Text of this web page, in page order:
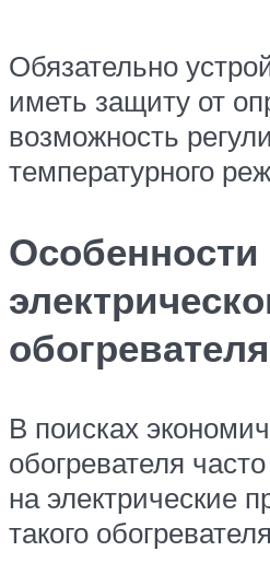
Обязательно
иметь защиту от
возможность
температурного
обогревателя
В поисках
обогревателя
на электрические
такого